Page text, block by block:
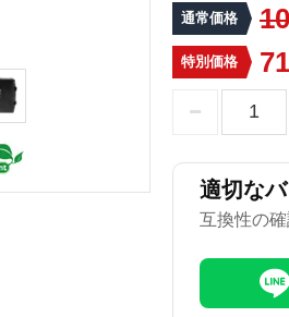
通常価格
特別価格
適切な
互換性の